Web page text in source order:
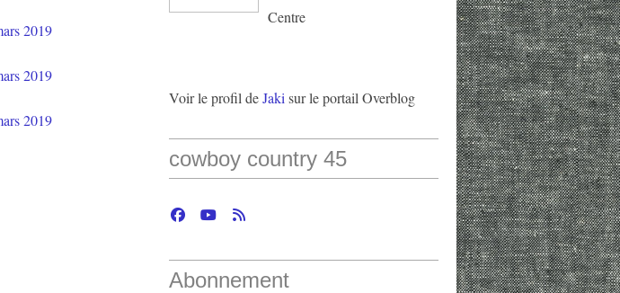
Centre
Voir le profil deJaki sur le portail Overblog
cowboy country 45
Abonnement